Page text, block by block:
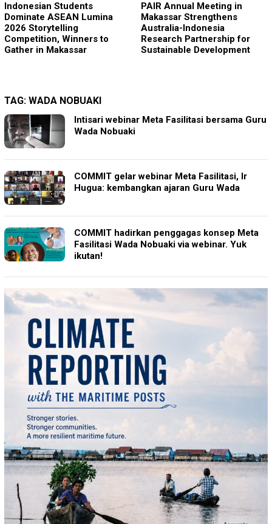
Indonesian Students
Dominate ASEAN Lumina
2026 Storytelling
Competition, Winners to
Gather in Makassar
PAIR Annual Meeting in
Makassar Strengthens
Australia-Indonesia
Research Partnership for
Sustainable Development
TAG: WADA NOBUAKI
Intisari webinar Meta Fasilitasi bersama Guru
Wada Nobuaki
COMMIT gelar webinar Meta Fasilitasi, Ir
Hugua: kembangkan ajaran Guru Wada
COMMIT hadirkan penggagas konsep Meta
Fasilitasi Wada Nobuaki via webinar. Yuk
ikutan!